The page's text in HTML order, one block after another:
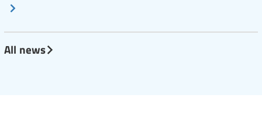
All news